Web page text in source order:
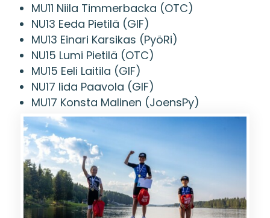
MU11 Niila Timmerbacka (OTC)
NU13 Eeda Pietilä (GIF)
MU13 Einari Karsikas (PyöRi)
NU15 Lumi Pietilä (OTC)
MU15 Eeli Laitila (GIF)
NU17 Iida Paavola (GIF)
MU17 Konsta Malinen (JoensPy)